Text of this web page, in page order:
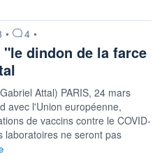
• 4 •
dindon de la farce
Attal) PARIS, 24 mars
avec l'Union européenne,
de vaccins contre le COVID-
laboratoires ne seront pas